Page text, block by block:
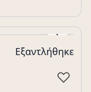
›
Εξαντλήθηκε
♡